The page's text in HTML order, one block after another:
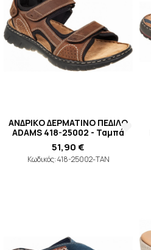
ΑΝΔΡΙΚO ΔΕΡΜΑΤΙΝO ΠΕΔΙΛΟ
ADAMS 418-25002 - Ταμπά
51,90 €
Κωδικός: 418-25002-TAN